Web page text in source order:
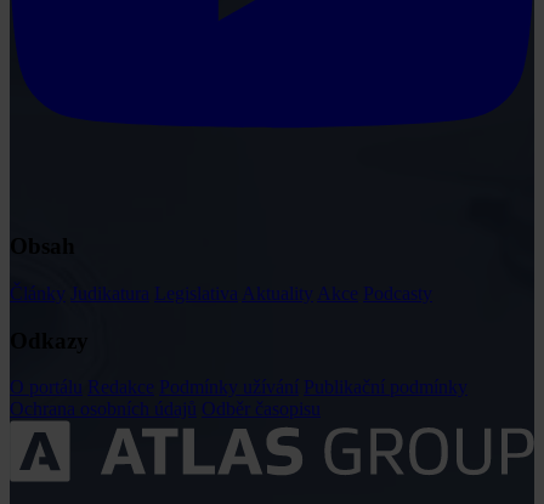
Články Judikatura Legislativa Aktuality Akce Podcasty
O portálu Redakce Podmínky užívání Publikační podmínky
Ochrana osobních údajů Odběr časopisu